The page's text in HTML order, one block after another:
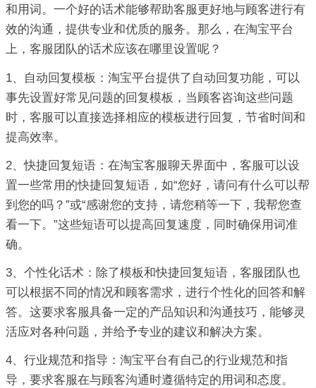
和用词。一个好的话术能够帮助客服更好地与顾客进行有
效的沟通，提供专业和优质的服务。那么，在淘宝平台
上，客服团队的话术应该在哪里设置呢？
1、自动回复模板：淘宝平台提供了自动回复功能，可以
事先设置好常见问题的回复模板，当顾客咨询这些问题
时，客服可以直接选择相应的模板进行回复，节省时间和
提高效率。
2、快捷回复短语：在淘宝客服聊天界面中，客服可以设
置一些常用的快捷回复短语，如“您好，请问有什么可以帮
到您的吗？”或“感谢您的支持，请您稍等一下，我帮您查
看一下。”这些短语可以提高回复速度，同时确保用词准
确。
3、个性化话术：除了模板和快捷回复短语，客服团队也
可以根据不同的情况和顾客需求，进行个性化的回答和解
答。这要求客服具备一定的产品知识和沟通技巧，能够灵
活应对各种问题，并给予专业的建议和解决方案。
4、行业规范和指导：淘宝平台有自己的行业规范和指
导，要求客服在与顾客沟通时遵循特定的用词和态度。